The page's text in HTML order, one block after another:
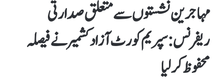
مہاجرین نشستوں سے متعلق صدارتی
ریفرنس: سپریم کورٹ آزاد کشمیر نے فیصلہ
محفوظ کرلیا